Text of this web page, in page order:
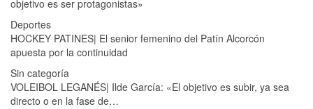
objetivo es ser protagonistas»
Deportes
HOCKEY PATINES| El senior femenino del Patín Alcorcón
apuesta por la continuidad
Sin categoría
VOLEIBOL LEGANÉS| Ilde García: «El objetivo es subir, ya sea
directo o en la fase de…